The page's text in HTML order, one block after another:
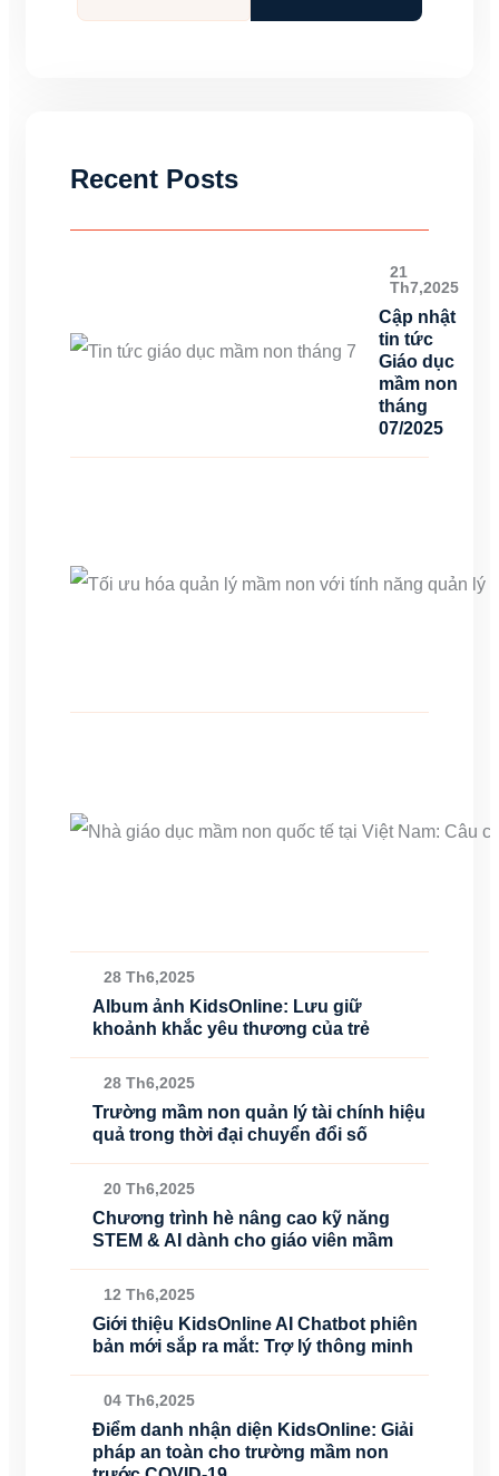
Recent Posts
21
Th7,2025
Cập nhật
tin tức
Giáo dục
mầm non
tháng
07/2025
28 Th6,2025
Album ảnh KidsOnline: Lưu giữ
khoảnh khắc yêu thương của trẻ
28 Th6,2025
Trường mầm non quản lý tài chính hiệu
quả trong thời đại chuyển đổi số
20 Th6,2025
Chương trình hè nâng cao kỹ năng
STEM & AI dành cho giáo viên mầm
12 Th6,2025
Giới thiệu KidsOnline AI Chatbot phiên
bản mới sắp ra mắt: Trợ lý thông minh
04 Th6,2025
Điểm danh nhận diện KidsOnline: Giải
pháp an toàn cho trường mầm non